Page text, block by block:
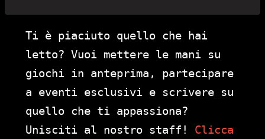
Ti è piaciuto quello che hai
letto? Vuoi mettere le mani su
giochi in anteprima, partecipare
a eventi esclusivi e scrivere su
quello che ti appassiona?
Unisciti al nostro staff! Clicca